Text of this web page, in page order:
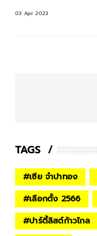
03 Apr 2023
TAGS
#เซีย จำปาทอง
#เลือกตั้ง 2566
#ปาร์ตี้ลิสต์ก้าวไกล